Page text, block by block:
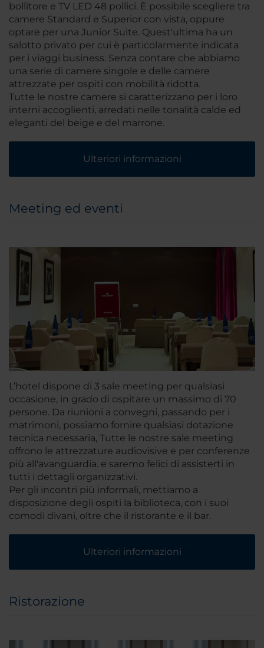
bollitore e TV LED 48 pollici. È possibile scegliere tra
camere Standard e Superior con vista, oppure
optare per una Junior Suite. Quest'ultima ha un
salotto privato per cui è particolarmente indicata
per i viaggi business. Senza contare che abbiamo
una serie di camere singole e delle camere
attrezzate per ospiti con mobilità ridotta.
Tutte le nostre camere si caratterizzano per i loro
interni accoglienti, arredati nelle tonalità calde ed
eleganti del beige e del marrone.
Ulteriori informazioni
Meeting ed eventi
L’hotel dispone di 3 sale meeting per qualsiasi
occasione, in grado di ospitare un massimo di 70
persone. Da riunioni a convegni, passando per i
matrimoni, possiamo fornire qualsiasi dotazione
tecnica necessaria, Tutte le nostre sale meeting
offrono le attrezzature audiovisive e per conferenze
più all'avanguardia. e saremo felici di assisterti in
tutti i dettagli organizzativi.
Per gli incontri più informali, mettiamo a
disposizione degli ospiti la biblioteca, con i suoi
comodi divani, oltre che il ristorante e il bar.
Ulteriori informazioni
Ristorazione